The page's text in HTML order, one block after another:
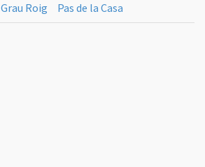
Grau Roig Pas de la Casa